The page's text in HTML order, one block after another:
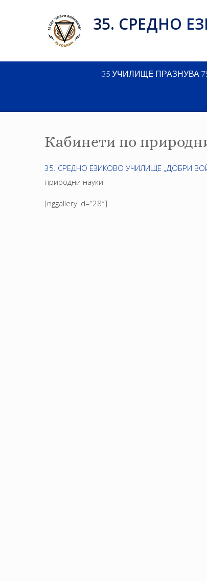
35. СРЕДНО
35 УЧИЛИЩЕ ПРАЗНУВА
Кабинети по
35. СРЕДНО ЕЗИКОВО УЧИЛИЩЕ „ДОБРИ
природни науки
[nggallery id=“28″]